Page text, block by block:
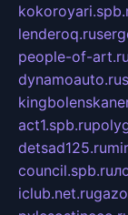
lenderoq.ru
people-of-art.ru
dynamoauto.ru
act1.spb.ru
detsad125.ru
council.spb.ru
iclub.net.ru